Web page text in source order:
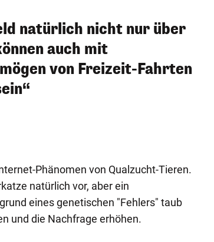
natürlich nicht nur über
auch mit
von Freizeit-Fahrten
Phänomen von Qualzucht-Tieren.
natürlich vor, aber ein
eines genetischen "Fehlers" taub
und die Nachfrage erhöhen.